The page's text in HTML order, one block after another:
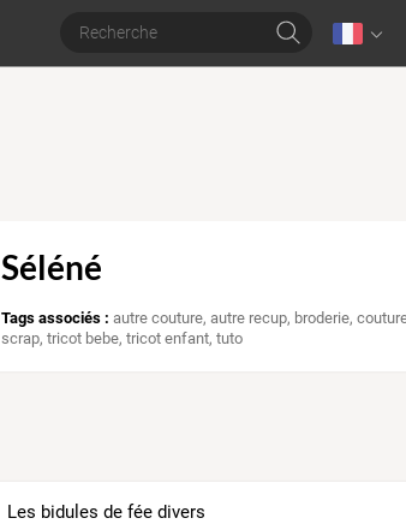
Séléné
Tags associés : autre couture,autre recup, broderie,
scrap,tricot bebe,tricot enfant,tuto
Les bidules de fée divers